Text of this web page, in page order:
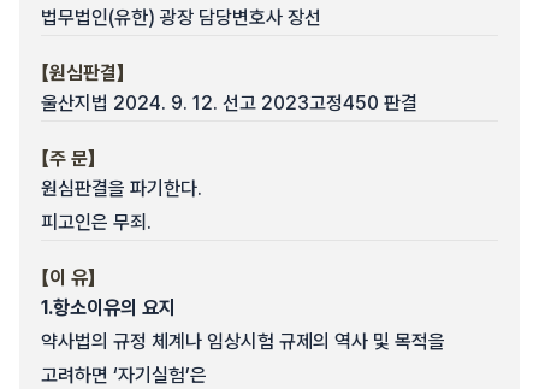
법무법인(유한) 광장 담당변호사 장선
【원심판결】
울산지법 2024. 9. 12. 선고 2023고정450 판결
【주 문】
원심판결을 파기한다.
피고인은 무죄.
【이 유】
1.항소이유의 요지
약사법의 규정 체계나 임상시험 규제의 역사 및 목적을
고려하면 ‘자기실험’은